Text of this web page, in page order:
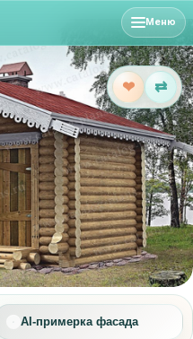
Меню
AI-примерка фасада
❤ ⇄